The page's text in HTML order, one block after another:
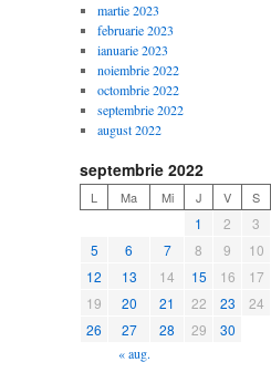
martie 2023
februarie 2023
ianuarie 2023
noiembrie 2022
octombrie 2022
septembrie 2022
august 2022
septembrie 2022
L Ma Mi J V S
1 2 3
5
6 7 8 9 10
12
13 14 15 16 17
19
20 21 22 23 24
26
27 28 29 30
« aug.